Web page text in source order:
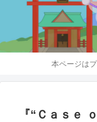
本ページは
『“Ｃａｓｅ